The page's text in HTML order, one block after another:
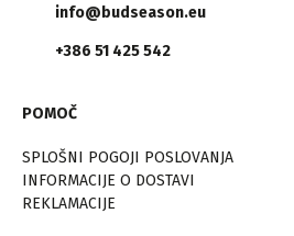
info@budseason.eu
+386 51 425 542
POMOČ
SPLOŠNI POGOJI POSLOVANJA
INFORMACIJE O DOSTAVI
REKLAMACIJE